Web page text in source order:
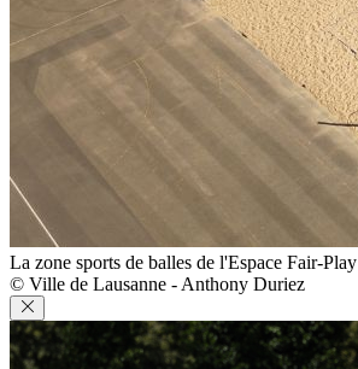
La zone sports de balles de l'Espace Fair-Play
© Ville de Lausanne - Anthony Duriez